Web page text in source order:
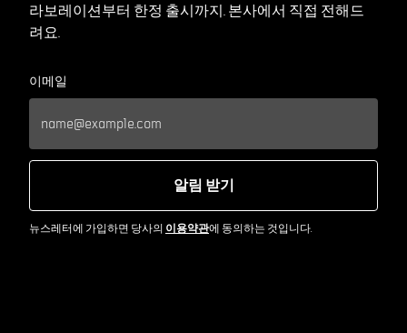
라보레이션부터 한정 출시까지. 본사에서 직접 전해드
려요.
이메일
알림 받기
뉴스레터에 가입하면 당사의 이용약관에 동의하는 것입니다.